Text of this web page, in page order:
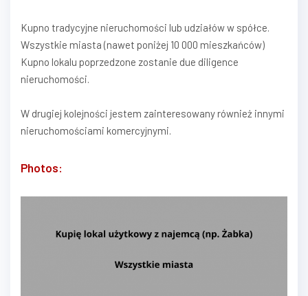
Kupno tradycyjne nieruchomości lub udziałów w spółce.
Wszystkie miasta (nawet poniżej 10 000 mieszkańców)
Kupno lokalu poprzedzone zostanie due diligence
nieruchomości.
W drugiej kolejności jestem zainteresowany również innymi
nieruchomościami komercyjnymi.
Photos: